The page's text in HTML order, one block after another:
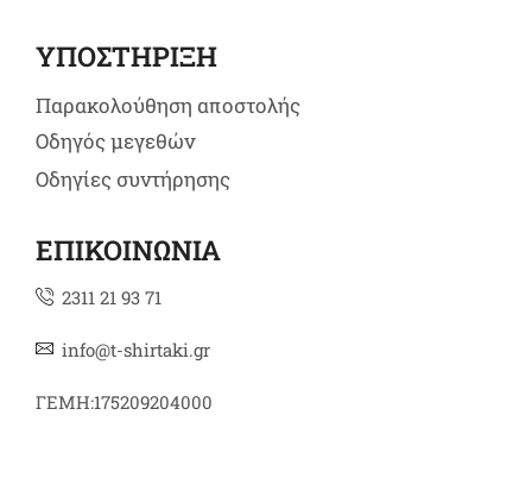
ΥΠΟΣΤΗΡΙΞΗ
Παρακολούθηση αποστολής
Οδηγός μεγεθών
Οδηγίες συντήρησης
ΕΠΙΚΟΙΝΩΝΙΑ
2311 21 93 71
info@t-shirtaki.gr
ΓΕΜΗ:175209204000